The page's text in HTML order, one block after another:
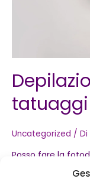
tatuaggi
Uncategorized / Di
Posso fare la
una domanda